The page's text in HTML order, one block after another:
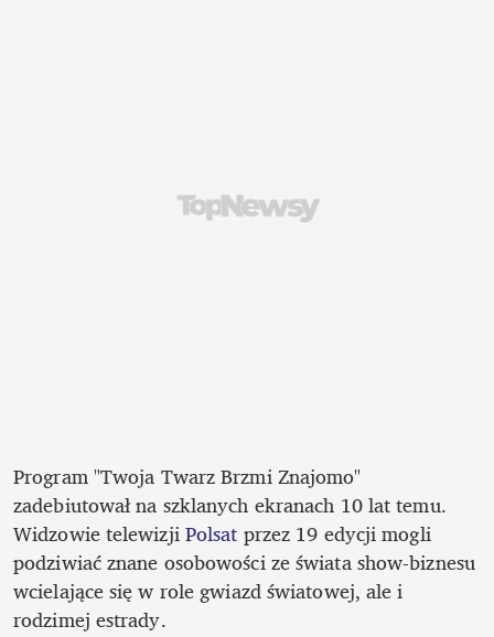
Program "Twoja Twarz Brzmi Znajomo"
zadebiutował na szklanych ekranach 10 lat temu.
Widzowie telewizji Polsat przez 19 edycji mogli
podziwiać znane osobowości ze świata show-biznesu
wcielające się w role gwiazd światowej, ale i
rodzimej estrady.